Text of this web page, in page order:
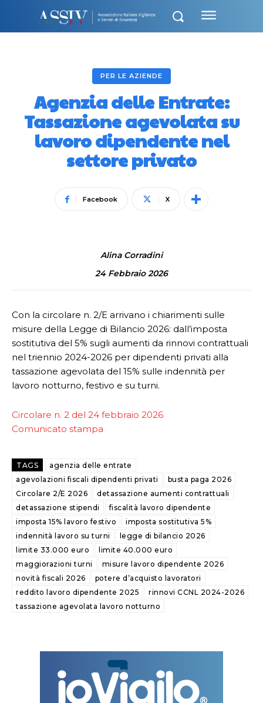
PER LE AZIENDE
Agenzia delle Entrate:
Tassazione agevolata su
lavoro dipendente nel
settore privato
Facebook X
Alina Corradini
24 Febbraio 2026
Con la circolare n. 2/E arrivano i chiarimenti sulle
misure della Legge di Bilancio 2026: dall’imposta
sostitutiva del 5% sugli aumenti da rinnovi contrattuali
nel triennio 2024-2026 per dipendenti privati alla
tassazione agevolata del 15% sulle indennità per
lavoro notturno, festivo e su turni.
Circolare n. 2 del 24 febbraio 2026
Comunicato stampa
TAGS
agenzia delle entrate
agevolazioni fiscali dipendenti privati
busta paga 2026
Circolare 2/E 2026
detassazione aumenti contrattuali
detassazione stipendi
fiscalità lavoro dipendente
imposta 15% lavoro festivo
imposta sostitutiva 5%
indennità lavoro su turni
legge di bilancio 2026
limite 33.000 euro
limite 40.000 euro
maggiorazioni turni
misure lavoro dipendente 2026
novità fiscali 2026
potere d’acquisto lavoratori
reddito lavoro dipendente 2025
rinnovi CCNL 2024-2026
tassazione agevolata lavoro notturno